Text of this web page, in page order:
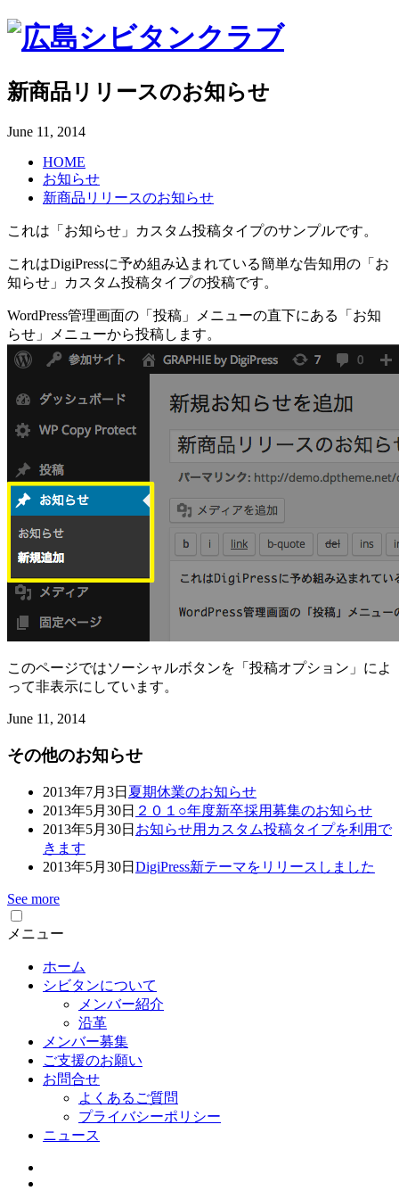
新商品リリースのお知らせ
June 11 , 2014
HOME
お知らせ
新商品リリースのお知らせ
これは「お知らせ」カスタム投稿タイプのサンプルです。
これはDigiPressに予め組み込まれている簡単な告知用の「お
知らせ」カスタム投稿タイプの投稿です。
WordPress管理画面の「投稿」メニューの直下にある「お知
らせ」メニューから投稿します。
このページではソーシャルボタンを「投稿オプション」によ
って非表示にしています。
June 11 , 2014
その他のお知らせ
2013年7月3日 夏期休業のお知らせ
2013年5月30日 ２０１○年度新卒採用募集のお知らせ
2013年5月30日 お知らせ用カスタム投稿タイプを利用で
きます
2013年5月30日 DigiPress新テーマをリリースしました
See more
メニュー
ホーム
シビタンについて
メンバー紹介
沿革
メンバー募集
ご支援のお願い
お問合せ
よくあるご質問
プライバシーポリシー
ニュース